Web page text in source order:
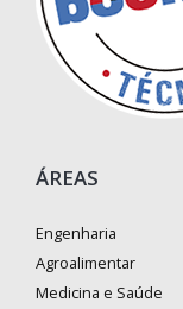
ÁREAS
Engenharia
Agroalimentar
Medicina e Saúde